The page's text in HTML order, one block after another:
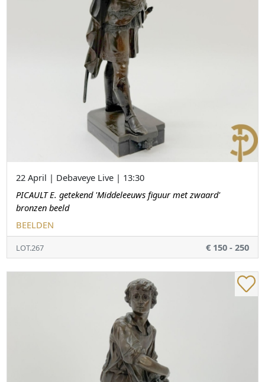
22 April | Debaveye Live | 13:30
PICAULT E. getekend 'Middeleeuws figuur met zwaard'
bronzen beeld
BEELDEN
LOT.267 € 150 - 250